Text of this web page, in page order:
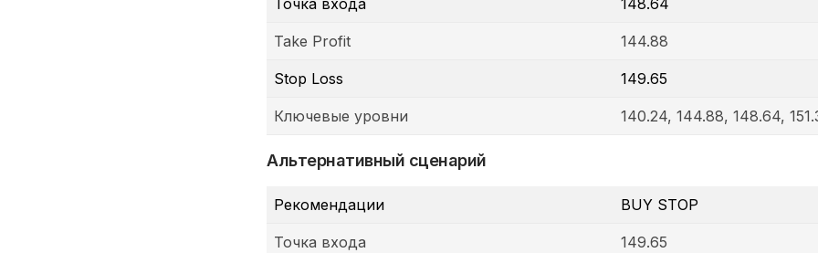
Точка входа 148.64
Take Profit 144.88
Stop Loss 149.65
Ключевые уровни 140.24, 144.88, 148.64,
Альтернативный сценарий
Рекомендации BUY STOP
Точка входа 149.65